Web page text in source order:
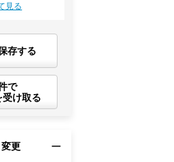
見る
存する
で
受け取る
更